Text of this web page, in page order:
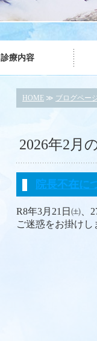
診療内容
HOME ≫ ブログペー
2026年2月
院長不在に
R8年3月21日㈯、
ご迷惑をお掛けし